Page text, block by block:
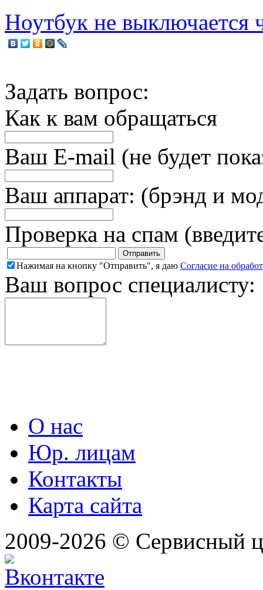
Ноутбук не выключается
Задать вопрос:
Как к вам обращаться
Ваш E-mail (не будет
Ваш аппарат: (брэнд и
Проверка на спам
Нажимая на кнопку "Отправить", я даю Согласие на
Ваш вопрос специалисту:
О нас
Юр. лицам
Контакты
Карта сайта
2009-2026 © Сервисный